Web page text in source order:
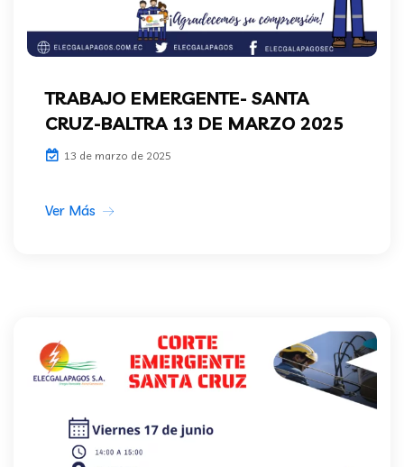
TRABAJO EMERGENTE- SANTA
CRUZ-BALTRA 13 DE MARZO 2025
13 de marzo de 2025
Ver Más